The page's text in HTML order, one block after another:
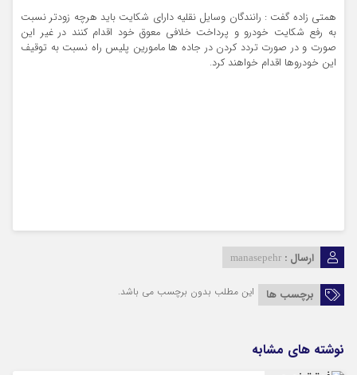
همتی زاده گفت : رانندگان وسایل نقلیه دارای شکایت باید هرچه زودتر نسبت
به رفع شکایت خودرو و پرداخت خلافی معوق خود اقدام کنند در غیر این
صورت و در صورت تردد کردن در جاده ها مامورین پلیس راه نسبت به توقیف
این خودروها اقدام خواهند کرد.
ارسال : manasepehr
برچسب ها این مطلب بدون برچسب می باشد.
نوشته های مشابه